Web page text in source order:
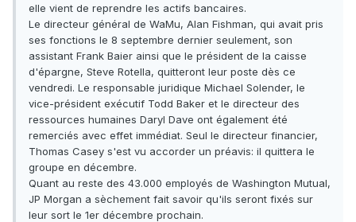
elle vient de reprendre les actifs bancaires.
Le directeur général de WaMu, Alan Fishman, qui avait pris
ses fonctions le 8 septembre dernier seulement, son
assistant Frank Baier ainsi que le président de la caisse
d'épargne, Steve Rotella, quitteront leur poste dès ce
vendredi. Le responsable juridique Michael Solender, le
vice-président exécutif Todd Baker et le directeur des
ressources humaines Daryl Dave ont également été
remerciés avec effet immédiat. Seul le directeur financier,
Thomas Casey s'est vu accorder un préavis: il quittera le
groupe en décembre.
Quant au reste des 43.000 employés de Washington Mutual,
JP Morgan a sèchement fait savoir qu'ils seront fixés sur
leur sort le 1er décembre prochain.